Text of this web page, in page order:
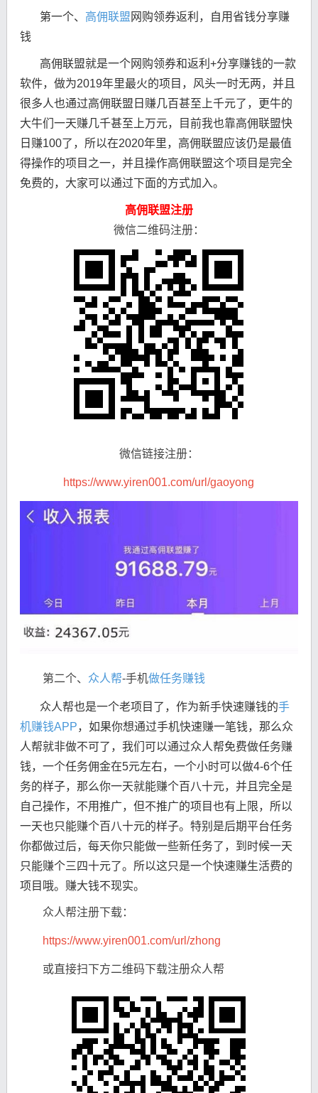
第一个、 高佣联盟 网购领券返利，自用省钱分享赚
钱
高佣联盟就是一个网购领券和返利+分享赚钱的一款
软件，做为2019年里最火的项目，风头一时无两，并且
很多人也通过高佣联盟日赚几百甚至上千元了，更牛的
大牛们一天赚几千甚至上万元，目前我也靠高佣联盟快
日赚100了，所以在2020年里，高佣联盟应该仍是最值
得操作的项目之一，并且操作高佣联盟这个项目是完全
免费的，大家可以通过下面的方式加入。
高佣联盟注册
微信二维码注册：
微信链接注册：
https://www.yiren001.com/url/gaoyong
第二个、 众人帮-手机做任务赚钱
众人帮也是一个老项目了，作为新手快速赚钱的手
机赚钱APP，如果你想通过手机快速赚一笔钱，那么众
人帮就非做不可了，我们可以通过众人帮免费做任务赚
钱，一个任务佣金在5元左右，一个小时可以做4-6个任
务的样子，那么你一天就能赚个百八十元，并且完全是
自己操作，不用推广，但不推广的项目也有上限，所以
一天也只能赚个百八十元的样子。特别是后期平台任务
你都做过后，每天你只能做一些新任务了，到时候一天
只能赚个三四十元了。所以这只是一个快速赚生活费的
项目哦。赚大钱不现实。
众人帮注册下载：
https://www.yiren001.com/url/zhong
或直接扫下方二维码下载注册众人帮